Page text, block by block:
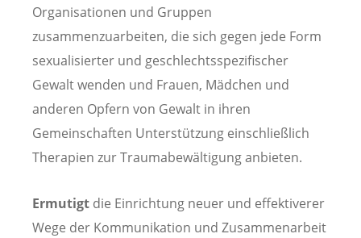
Organisationen und Gruppen
zusammenzuarbeiten, die sich gegen jede Form
sexualisierter und geschlechtsspezifischer
Gewalt wenden und Frauen, Mädchen und
anderen Opfern von Gewalt in ihren
Gemeinschaften Unterstützung einschließlich
Therapien zur Traumabewältigung anbieten.
Ermutigt die Einrichtung neuer und effektiverer
Wege der Kommunikation und Zusammenarbeit